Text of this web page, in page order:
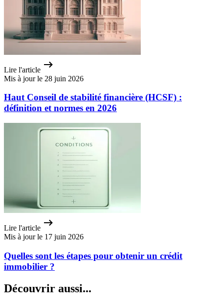
Lire l'article
Mis à jour le 28 juin 2026
Haut Conseil de stabilité financière (HCSF) :
définition et normes en 2026
Lire l'article
Mis à jour le 17 juin 2026
Quelles sont les étapes pour obtenir un crédit
immobilier ?
Découvrir aussi...